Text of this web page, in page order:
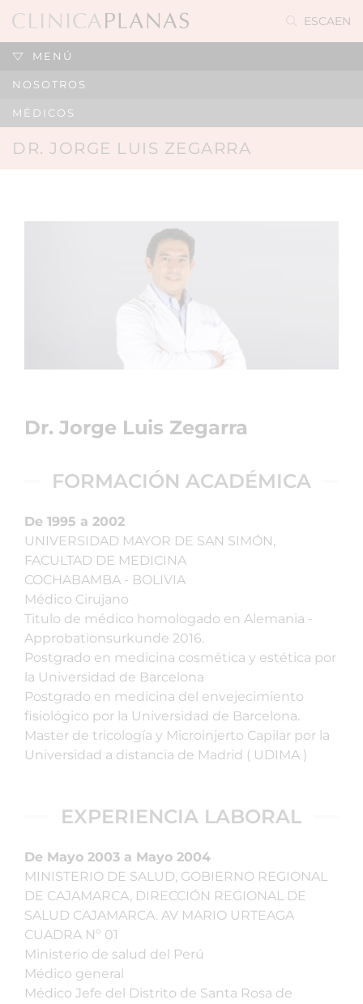
ESCAEN
MENÚ
NOSOTROS
MÉDICOS
DR. JORGE LUIS ZEGARRA
Dr. Jorge Luis Zegarra
FORMACIÓN ACADÉMICA
De 1995 a 2002
UNIVERSIDAD MAYOR DE SAN SIMÓN,
FACULTAD DE MEDICINA
COCHABAMBA - BOLIVIA
Médico Cirujano
Titulo de médico homologado en Alemania -
Approbationsurkunde 2016.
Postgrado en medicina cosmética y estética por
la Universidad de Barcelona
Postgrado en medicina del envejecimiento
fisiológico por la Universidad de Barcelona.
Master de tricología y Microinjerto Capilar por la
Universidad a distancia de Madrid ( UDIMA )
EXPERIENCIA LABORAL
De Mayo 2003 a Mayo 2004
MINISTERIO DE SALUD, GOBIERNO REGIONAL
DE CAJAMARCA, DIRECCIÓN REGIONAL DE
SALUD CAJAMARCA. AV MARIO URTEAGA
CUADRA Nº 01
Ministerio de salud del Perú
Médico general
Médico Jefe del Distrito de Santa Rosa de